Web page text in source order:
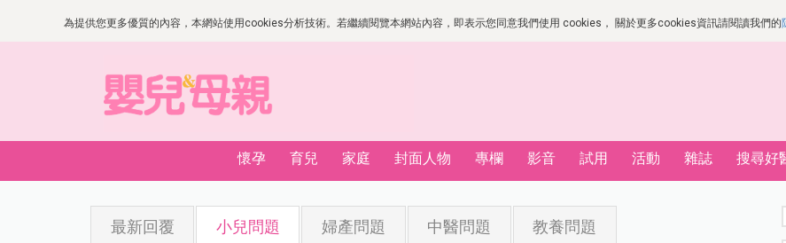
為提供您更多優質的內容，本網站使用cookies分析技術。若繼續閱覽本網站內容，即表示您同意我們使用 cookies， 關於更多cookies資訊請閱讀我們的
懷孕 育兒 家庭 封面人物 專欄 影音 試用 活動 雜誌 搜尋好
最新回覆 小兒問題 婦產問題 中醫問題 教養問題